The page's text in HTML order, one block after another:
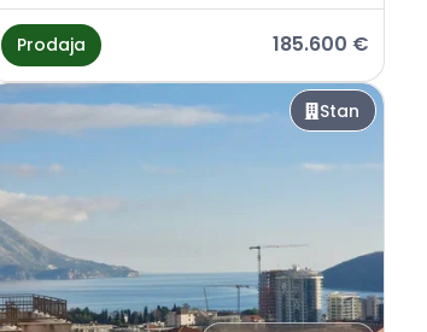
Prodaja 185.600 €
Stan